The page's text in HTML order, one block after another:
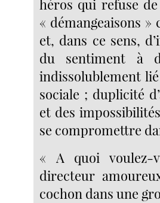
héros qui refuse
« démangeaisons
et, dans ce sens,
du sentiment à
indissolublement
sociale ; duplicité
et des
se compromettre
« A quoi voulez-
directeur
cochon dans une